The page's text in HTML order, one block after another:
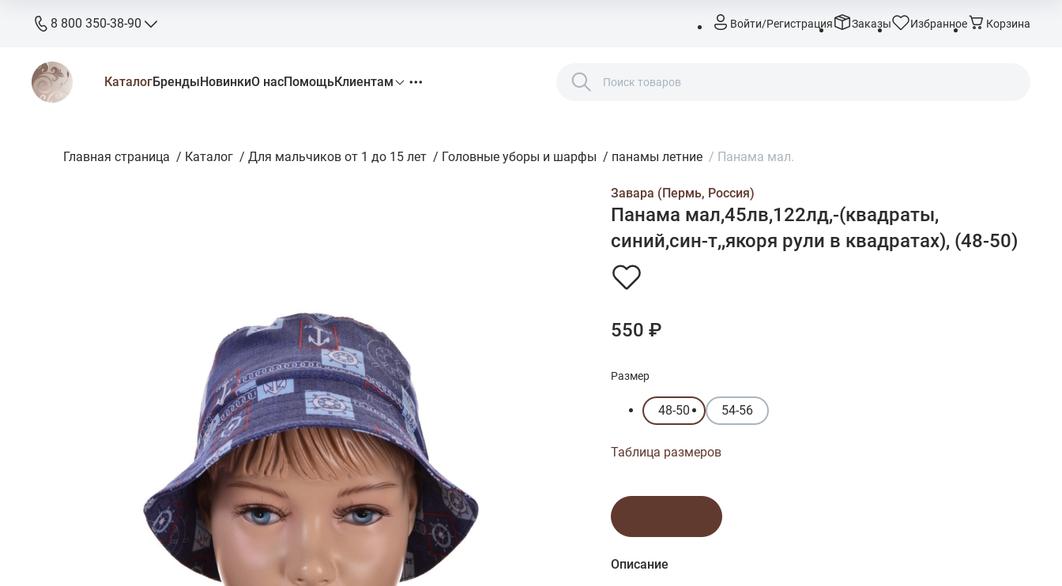
8 800 350-38-90
бесплатно
zakaz@stkaluga.ru
Войти/Регистрация Заказы Избранное Корзина
КаталогБрендыНовинкиО насПомощьКлиентам
Главная страница / Каталог / Для мальчиков от 1 до 15 лет / Головные уборы и шарфы / панамы летние / Панама мал.
Завара (Пермь, Россия)
Панама мал,45лв,122лд,-(квадраты,
синий,син-т,,якоря рули в квадратах), (48-50)
550 ₽
Размер
48-50 54-56
Таблица размеров
Описание